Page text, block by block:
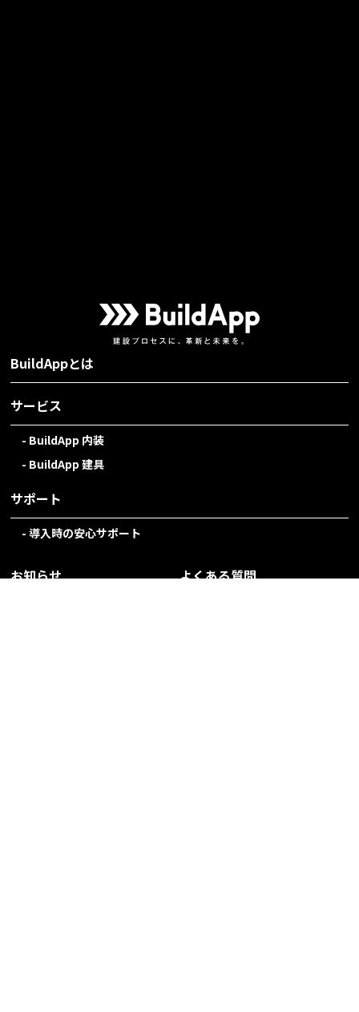
BuildAppとは
サービス
BuildApp 内装
BuildApp 建具
サポート
導入時の安心サポート
お知らせ よくある質問